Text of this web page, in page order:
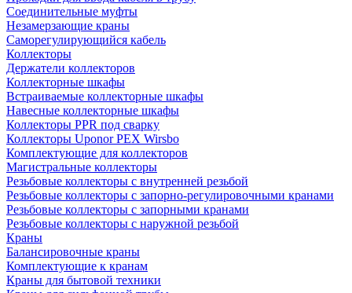
Соединительные муфты
Незамерзающие краны
Саморегулирующийся кабель
Коллекторы
Держатели коллекторов
Коллекторные шкафы
Встраиваемые коллекторные шкафы
Навесные коллекторные шкафы
Коллекторы PPR под сварку
Коллекторы Uponor PEX Wirsbo
Комплектующие для коллекторов
Магистральные коллекторы
Резьбовые коллекторы с внутренней резьбой
Резьбовые коллекторы с запорно-регулировочными кранами
Резьбовые коллекторы с запорными кранами
Резьбовые коллекторы с наружной резьбой
Краны
Балансировочные краны
Комплектующие к кранам
Краны для бытовой техники